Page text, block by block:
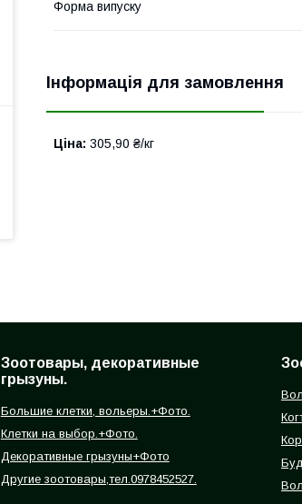
Форма випуску
Інформація для замовлення
Ціна: 305,90 ₴/кг
Зоотовары, декоративные
грызуны.
Большие клетки, вольеры.+Фото.
Клетки на выбор.+Фото.
Декоративные грызуны+Фото
Другие зоотовары,тел.0978452527.